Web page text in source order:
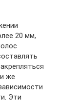
20 мм,
же
Эти